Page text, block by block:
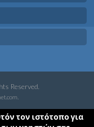
Reserved.
τον ιστότοπο για